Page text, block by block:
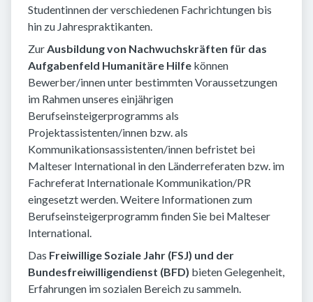
Studentinnen der verschiedenen Fachrichtungen bis
hin zu Jahrespraktikanten.
ZurAusbildung von Nachwuchskräften für das
Aufgabenfeld Humanitäre Hilfe können
Bewerber/innen unter bestimmten Voraussetzungen
im Rahmen unseres einjährigen
Berufseinsteigerprogramms als
Projektassistenten/innen bzw. als
Kommunikationsassistenten/innen befristet bei
Malteser International in den Länderreferaten bzw. im
Fachreferat Internationale Kommunikation/PR
eingesetzt werden. Weitere Informationen zum
Berufseinsteigerprogramm finden Sie bei Malteser
International.
Das Freiwillige Soziale Jahr (FSJ) und der
Bundesfreiwilligendienst (BFD) bieten Gelegenheit,
Erfahrungen im sozialen Bereich zu sammeln.